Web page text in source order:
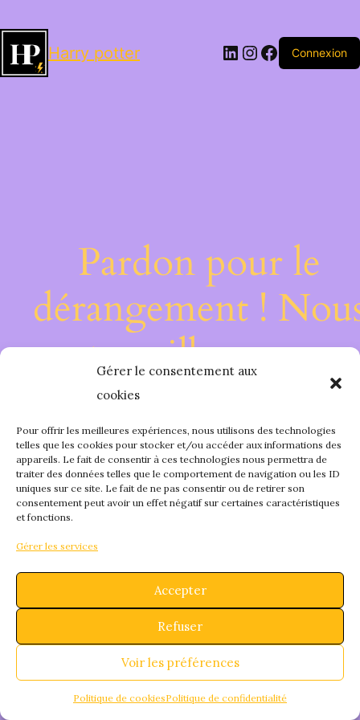
Gérer le consentement aux
cookies
Pour offrir les meilleures expériences, nous utilisons des technologies
telles que les cookies pour stocker et/ou accéder aux informations des
appareils. Le fait de consentir à ces technologies nous permettra de
traiter des données telles que le comportement de navigation ou les ID
uniques sur ce site. Le fait de ne pas consentir ou de retirer son
consentement peut avoir un effet négatif sur certaines caractéristiques
et fonctions.
Gérer les services
Accepter
Refuser
Voir les préférences
Politique de cookiesPolitique de confidentialité
Harry potter LinkedIn
Instagram
Facebook
Connexion
Pardon pour le
dérangement !
travaillons sur
quelque chose de
fantastique –
bientôt !